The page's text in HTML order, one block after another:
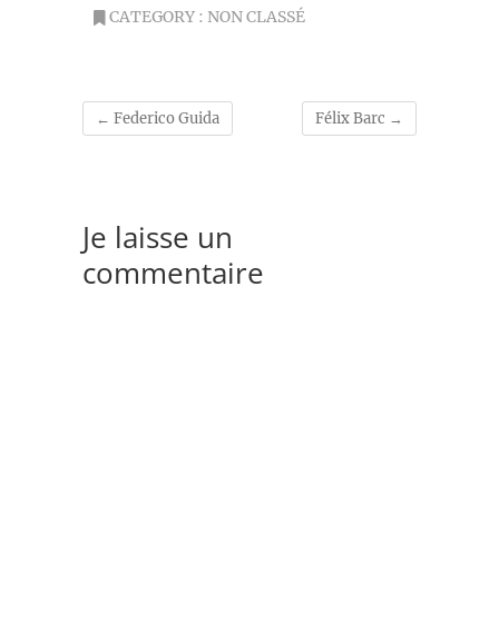
CATEGORY : NON CLASSÉ
← Federico Guida Félix Barc →
Je laisse un
commentaire